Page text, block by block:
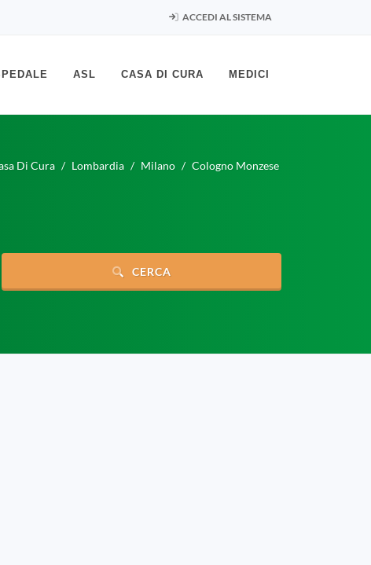
ACCEDI AL SISTEMA
ASL CASA DI CURA MEDICI
Di Cura Lombardia Milano Cologno Monzese
CERCA